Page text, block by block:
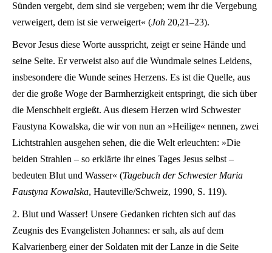
Sünden vergebt, dem sind sie vergeben; wem ihr die Vergebung
verweigert, dem ist sie verweigert« (Joh 20,21–23).
Bevor Jesus diese Worte ausspricht, zeigt er seine Hände und
seine Seite. Er verweist also auf die Wundmale seines Leidens,
insbesondere die Wunde seines Herzens. Es ist die Quelle, aus
der die große Woge der Barmherzigkeit entspringt, die sich über
die Menschheit ergießt. Aus diesem Herzen wird Schwester
Faustyna Kowalska, die wir von nun an »Heilige« nennen, zwei
Lichtstrahlen ausgehen sehen, die die Welt erleuchten: »Die
beiden Strahlen – so erklärte ihr eines Tages Jesus selbst –
bedeuten Blut und Wasser« (Tagebuch der Schwester Maria
Faustyna Kowalska, Hauteville/Schweiz, 1990, S. 119).
2. Blut und Wasser! Unsere Gedanken richten sich auf das
Zeugnis des Evangelisten Johannes: er sah, als auf dem
Kalvarienberg einer der Soldaten mit der Lanze in die Seite